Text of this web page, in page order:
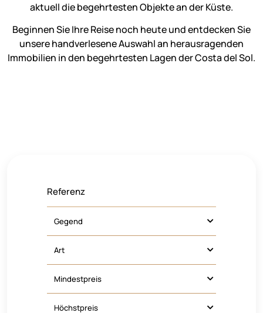
aktuell die begehrtesten Objekte an der Küste.
Beginnen Sie Ihre Reise noch heute und entdecken Sie
unsere handverlesene Auswahl an herausragenden
Immobilien in den begehrtesten Lagen der Costa del Sol.